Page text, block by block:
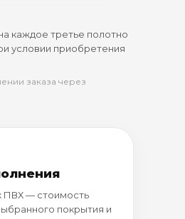
каждое третье полотно
условии приобретения
заказа через
ПВХ — стоимость
покрытия и